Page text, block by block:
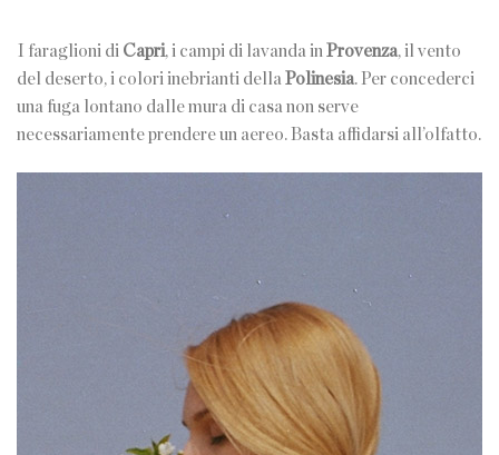
I faraglioni di Capri, i campi di lavanda in Provenza, il vento
del deserto, i colori inebrianti della Polinesia. Per concederci
una fuga lontano dalle mura di casa non serve
necessariamente prendere un aereo. Basta affidarsi all’olfatto.